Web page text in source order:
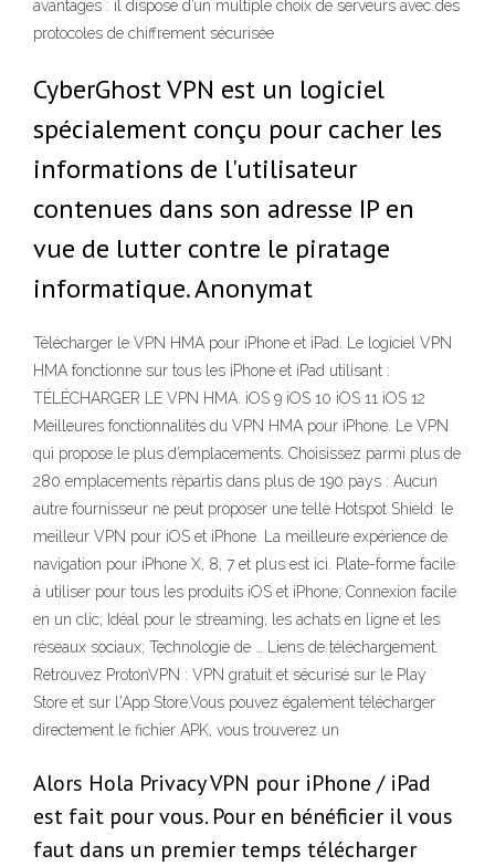
avantages : il dispose d’un multiple choix de serveurs avec des
protocoles de chiffrement sécurisée
CyberGhost VPN est un logiciel
spécialement conçu pour cacher les
informations de l'utilisateur
contenues dans son adresse IP en
vue de lutter contre le piratage
informatique. Anonymat
Télécharger le VPN HMA pour iPhone et iPad. Le logiciel VPN
HMA fonctionne sur tous les iPhone et iPad utilisant :
TÉLÉCHARGER LE VPN HMA. iOS 9 iOS 10 iOS 11 iOS 12
Meilleures fonctionnalités du VPN HMA pour iPhone. Le VPN
qui propose le plus d’emplacements. Choisissez parmi plus de
280 emplacements répartis dans plus de 190 pays : Aucun
autre fournisseur ne peut proposer une telle Hotspot Shield: le
meilleur VPN pour iOS et iPhone. La meilleure expérience de
navigation pour iPhone X, 8, 7 et plus est ici. Plate-forme facile
à utiliser pour tous les produits iOS et iPhone; Connexion facile
en un clic; Idéal pour le streaming, les achats en ligne et les
réseaux sociaux; Technologie de … Liens de téléchargement.
Retrouvez ProtonVPN : VPN gratuit et sécurisé sur le Play
Store et sur l'App Store.Vous pouvez également télécharger
directement le fichier APK, vous trouverez un
Alors Hola Privacy VPN pour iPhone / iPad
est fait pour vous. Pour en bénéficier il vous
faut dans un premier temps télécharger